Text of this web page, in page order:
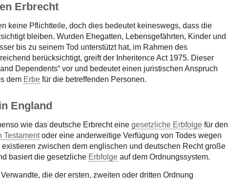
Erbrecht
keine Pflichtteile, doch dies bedeutet keineswegs, dass die
bleiben. Wurden Ehegatten, Lebensgefährten, Kinder und
bis zu seinem Tod unterstützt hat, im Rahmen des
berücksichtigt, greift der Inheritence Act 1975. Dieser
Dependents“ vor und bedeutet einen juristischen Anspruch
dem Erbe für die betreffenden Personen.
England
wie das deutsche Erbrecht eine gesetzliche Erbfolge für den
Testamentoder eine anderweitige Verfügung von Todes wegen
zwischen dem englischen und deutschen Recht große
basiert die gesetzliche Erbfolge auf dem Ordnungssystem.
die der ersten, zweiten oder dritten Ordnung